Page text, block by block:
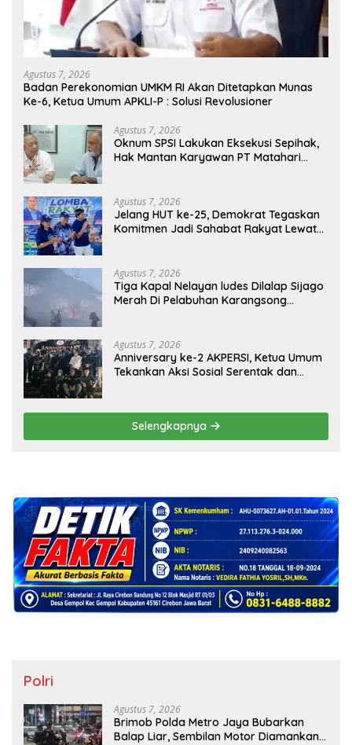
Agustus 7, 2026
Badan Perekonomian UMKM RI Akan Ditetapkan Munas
Ke-6, Ketua Umum APKLI-P : Solusi Revolusioner
Agustus 7, 2026
Oknum SPSI Lakukan Eksekusi Sepihak,
Hak Mantan Karyawan PT Matahari
Agustus 7, 2026
Jelang HUT ke-25, Demokrat Tegaskan
Komitmen Jadi Sahabat Rakyat Lewat
Agustus 7, 2026
Tiga Kapal Nelayan ludes Dilalap Sijago
Merah Di Pelabuhan Karangsong
Agustus 7, 2026
Anniversary ke-2 AKPERSI, Ketua Umum
Tekankan Aksi Sosial Serentak dan
Selengkapnya
Polri
Agustus 7, 2026
Brimob Polda Metro Jaya Bubarkan
Balap Liar, Sembilan Motor Diamankan